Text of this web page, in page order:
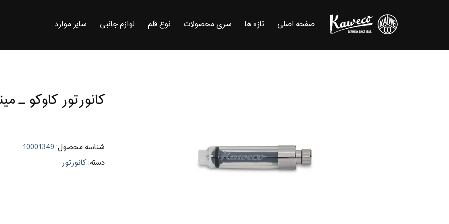
صفحه اصلی تازه ها سری محصولات نوع قلم لوازم جانبی سایر موارد
کانورتور کاوکو ـ
شناسه محصول: 10001349
دسته:کانورتور